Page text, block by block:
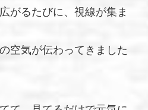
がるたびに、視線が集ま
空気が伝わってきました